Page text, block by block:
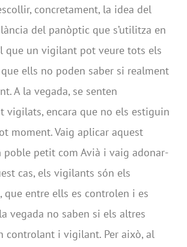
concretament, la idea del
del panòptic que s’utilitza en
que un vigilant pot veure tots els
ells no poden saber si realment
A la vegada, se senten
vigilats, encara que no els estiguin
moment. Vaig aplicar aquest
poble petit com Avià i vaig adonar-
cas, els vigilants són els
que entre ells es controlen i es
vegada no saben si els altres
controlant i vigilant. Per això, al